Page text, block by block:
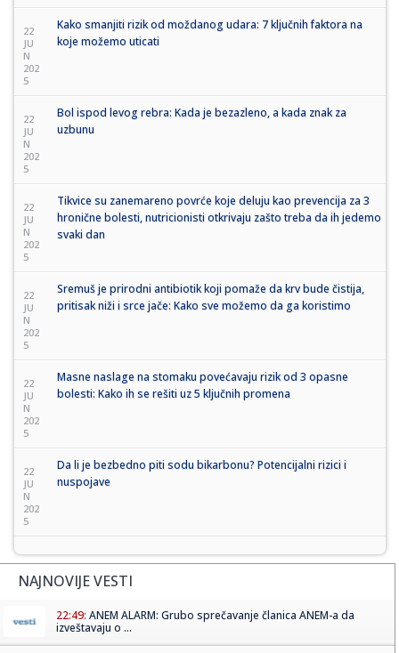
22
JU
N
202
5
Kako smanjiti rizik od moždanog udara: 7 ključnih faktora na
koje možemo uticati
22
JU
N
202
5
Bol ispod levog rebra: Kada je bezazleno, a kada znak za
uzbunu
22
JU
N
202
5
Tikvice su zanemareno povrće koje deluju kao prevencija za 3
hronične bolesti, nutricionisti otkrivaju zašto treba da ih jedemo
svaki dan
22
JU
N
202
5
Sremuš je prirodni antibiotik koji pomaže da krv bude čistija,
pritisak niži i srce jače: Kako sve možemo da ga koristimo
22
JU
N
202
5
Masne naslage na stomaku povećavaju rizik od 3 opasne
bolesti: Kako ih se rešiti uz 5 ključnih promena
22
JU
N
202
5
Da li je bezbedno piti sodu bikarbonu? Potencijalni rizici i
nuspojave
NAJNOVIJE VESTI
22:49: ANEM ALARM: Grubo sprečavanje članica ANEM-a da
izveštavaju o ...